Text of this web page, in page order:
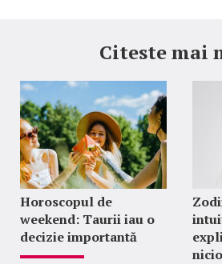
Citeste mai
Horoscopul de
weekend: Taurii iau o
decizie importantă